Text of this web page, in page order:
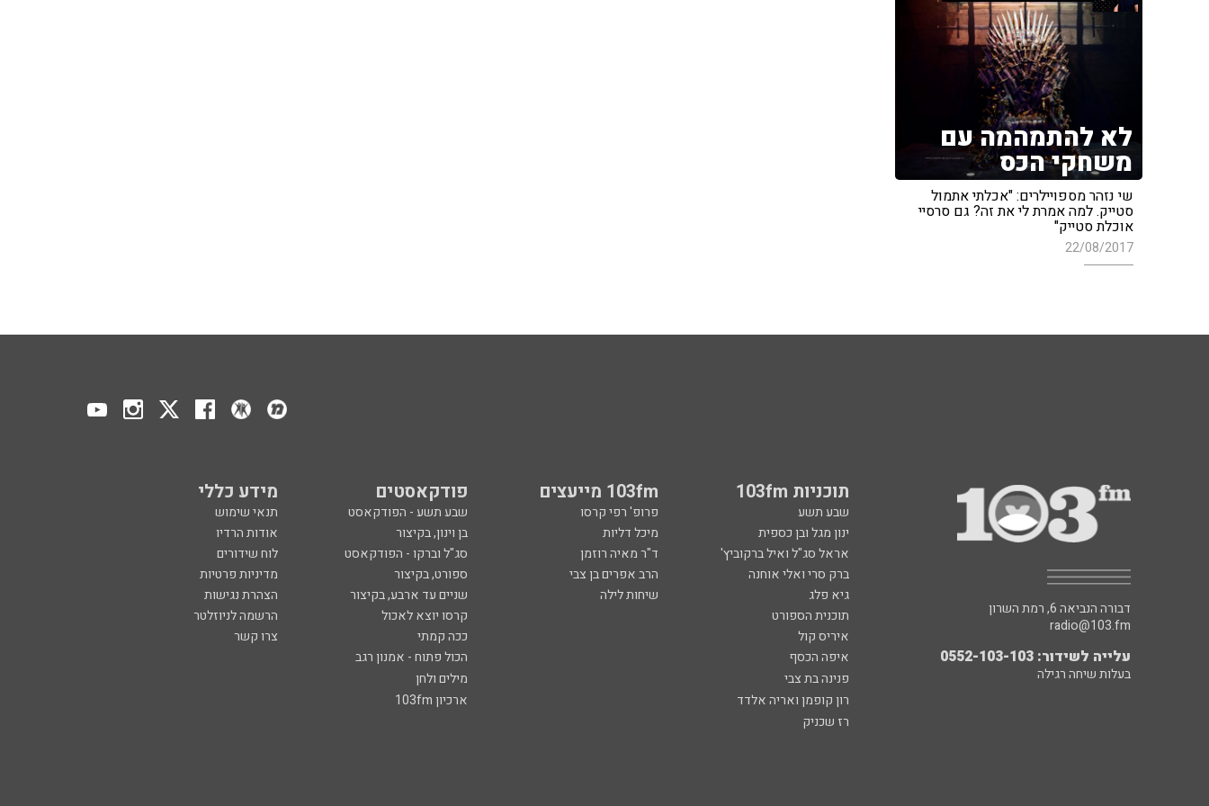
לא להתמהמה עם
משחקי הכס
שי נזהר מספויילרים: "אכלתי אתמול
סטייק. למה אמרת לי את זה? גם סרסיי
אוכלת סטייק"
22/08/2017
תוכניות 103fm 103fm מייעצים פודקאסטים מידע כללי
שבע תשע פרופ' רפי קרסו שבע תשע - הפודקאסט
תנאי שימוש
ינון מגל ובן כספית
מיכל דליות בן וינון, בקיצור
אודות הרדיו
אראל סג"ל ואיל ברקוביץ'
ד"ר מאיה רוזמן סג"ל וברקו - הפודקאסט
לוח שידורים
ברק סרי ואלי אוחנה
הרב אפרים בן צבי ספורט, בקיצור
מדיניות פרטיות
גיא פלג
שיחות לילה שניים עד ארבע, בקיצור
הצהרת נגישות
תוכנית הספורט
קרסו יוצא לאכול
הרשמה לניוזלטר
איריס קול
ככה קמתי
צרו קשר
איפה הכסף
הכול פתוח - אמנון רגב
פנינה בת צבי
מילים ולחן
רון קופמן ואריה אלדד
ארכיון 103fm
רז שכניק
דבורה הנביאה 6, רמת השרון
radio@103.fm
עלייה לשידור: 0552-103-103
בעלות שיחה רגילה